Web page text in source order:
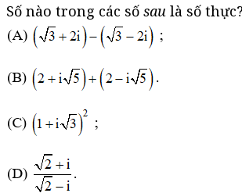
Số nào trong các số sau là số thực?